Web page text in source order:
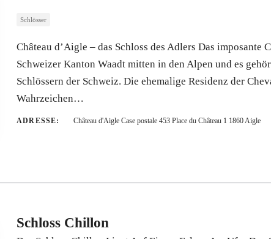
Schlösser
Château d’Aigle – das Schloss des Adlers Das imposante
Schweizer Kanton Waadt mitten in den Alpen und es
Schlössern der Schweiz. Die ehemalige Residenz der
Wahrzeichen…
ADRESSE: Château d'Aigle Case postale 453 Place du Château 1 1860 Aigle
Schloss Chillon